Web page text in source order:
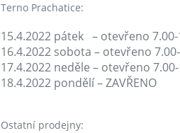
Terno Prachatice:
15.4.2022 pátek – otevřeno
16.4.2022 sobota – otevřeno
17.4.2022 neděle – otevřeno
18.4.2022 pondělí – ZAVŘENO
Ostatní prodejny: